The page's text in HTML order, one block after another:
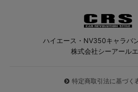
ハイエース・NV350キャラバ
株式会社シーアール
特定商取引法に基づく